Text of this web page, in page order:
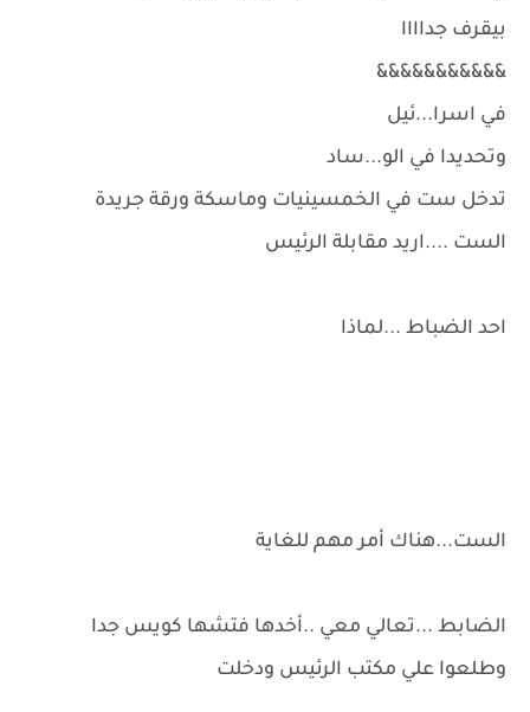
بيقرف جداااا
&&&&&&&&&&&
في اسرا...ئيل
وتحديدا في الو...ساد
تدخل ست في الخمسينيات وماسكة ورقة جريدة
الست ....اريد مقابلة الرئيس
احد الضباط ...لماذا
الست...هناك أمر مهم للغاية
الضابط ...تعالي معي ..أخدها فتشها كويس جدا
وطلعوا علي مكتب الرئيس ودخلت